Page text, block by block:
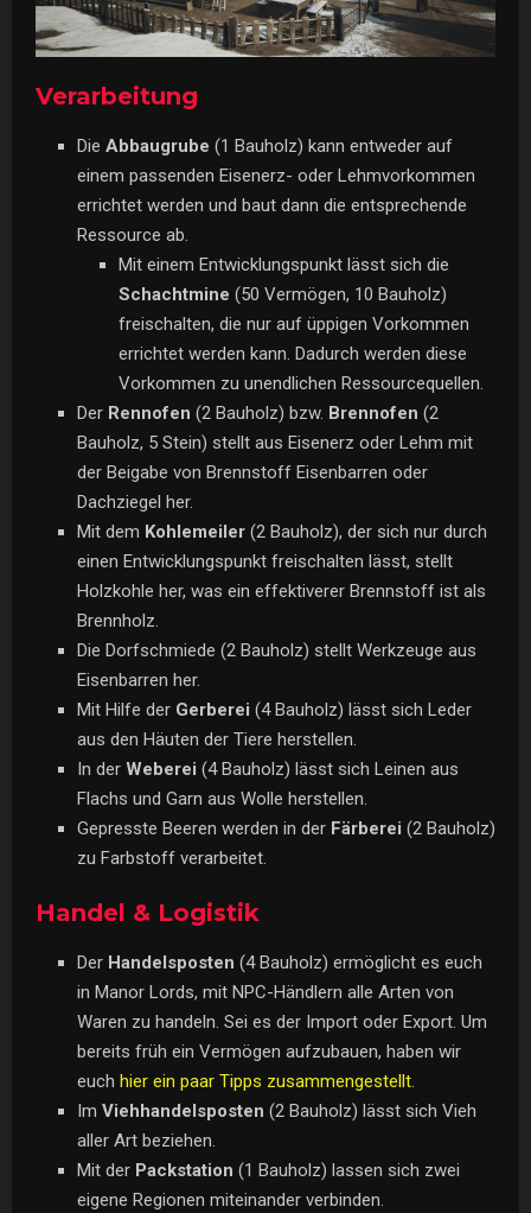
Verarbeitung
Die Abbaugrube (1 Bauholz) kann entweder auf
einem passenden Eisenerz- oder Lehmvorkommen
errichtet werden und baut dann die entsprechende
Ressource ab.
Mit einem Entwicklungspunkt lässt sich die
Schachtmine (50 Vermögen, 10 Bauholz)
freischalten, die nur auf üppigen Vorkommen
errichtet werden kann. Dadurch werden diese
Vorkommen zu unendlichen Ressourcequellen.
Der Rennofen (2 Bauholz) bzw. Brennofen (2
Bauholz, 5 Stein) stellt aus Eisenerz oder Lehm mit
der Beigabe von Brennstoff Eisenbarren oder
Dachziegel her.
Mit dem Kohlemeiler (2 Bauholz), der sich nur durch
einen Entwicklungspunkt freischalten lässt, stellt
Holzkohle her, was ein effektiverer Brennstoff ist als
Brennholz.
Die Dorfschmiede (2 Bauholz) stellt Werkzeuge aus
Eisenbarren her.
Mit Hilfe der Gerberei (4 Bauholz) lässt sich Leder
aus den Häuten der Tiere herstellen.
In der Weberei (4 Bauholz) lässt sich Leinen aus
Flachs und Garn aus Wolle herstellen.
Gepresste Beeren werden in der Färberei (2 Bauholz)
zu Farbstoff verarbeitet.
Handel & Logistik
Der Handelsposten (4 Bauholz) ermöglicht es euch
in Manor Lords, mit NPC-Händlern alle Arten von
Waren zu handeln. Sei es der Import oder Export. Um
bereits früh ein Vermögen aufzubauen, haben wir
euch hier ein paar Tipps zusammengestellt.
Im Viehhandelsposten (2 Bauholz) lässt sich Vieh
aller Art beziehen.
Mit der Packstation (1 Bauholz) lassen sich zwei
eigene Regionen miteinander verbinden.